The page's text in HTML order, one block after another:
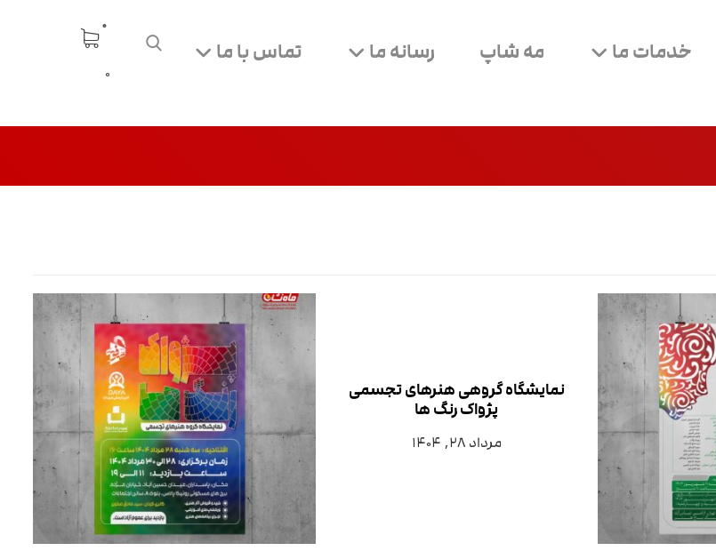
0
خدمات ما مه شاپ رسانه ما تماس با ما
نمایشگاه گروهی هنرهای تجسمی
پژواک رنگ ها
مرداد ۲۸, ۱۴۰۴